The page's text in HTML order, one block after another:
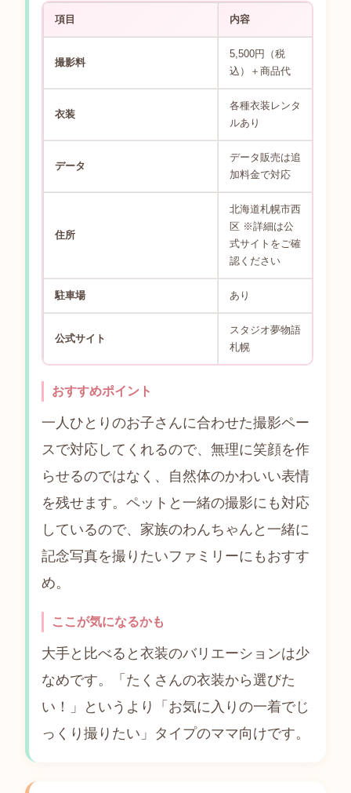
項目 内容
撮影料
5,500円（税
込）＋商品代
衣装
各種衣装レンタ
ルあり
データ
データ販売は追
加料金で対応
住所
北海道札幌市西
区 ※詳細は公
式サイトをご確
認ください
駐車場 あり
公式サイト
スタジオ夢物語
札幌
おすすめポイント
一人ひとりのお子さんに合わせた撮影ペー
スで対応してくれるので、無理に笑顔を作
らせるのではなく、自然体のかわいい表情
を残せます。ペットと一緒の撮影にも対応
しているので、家族のわんちゃんと一緒に
記念写真を撮りたいファミリーにもおすす
め。
ここが気になるかも
大手と比べると衣装のバリエーションは少
なめです。「たくさんの衣装から選びた
い！」というより「お気に入りの一着でじ
っくり撮りたい」タイプのママ向けです。